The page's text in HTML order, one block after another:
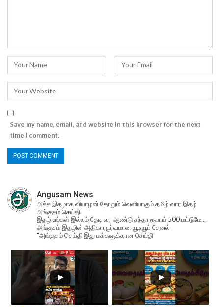
Save my name, email, and website in this browser for the next
time I comment.
Angusam News
அச்சு இதழாக வியாழன் தோறும் வெளியாகும் தமிழ் வார இதழ்
அங்குசம் செய்தி.
இதழ் உங்கள் இல்லம் தேடி வர ஆண்டு சந்தா ரூபாய் 500 மட்டுமே...
அங்குசம் இதழின் அதிகாரபூர்வமான யூடியூப் சேனல்
"அங்குசம் செய்தி இது மக்களுக்கான செய்தி"